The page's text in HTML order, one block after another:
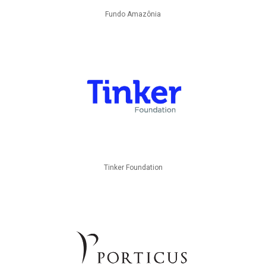
Fundo Amazônia
Tinker Foundation